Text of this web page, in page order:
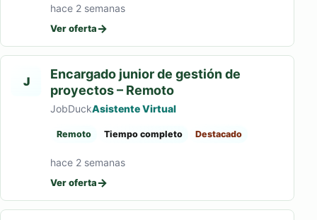
hace 2 semanas
Ver oferta→
J
Encargado junior de gestión de
proyectos – Remoto
JobDuckAsistente Virtual
Remoto Tiempo completo Destacado
hace 2 semanas
Ver oferta→